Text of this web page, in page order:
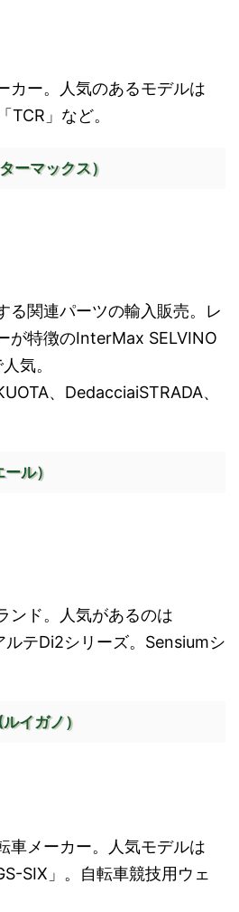
カー。人気のあるモデルは
TCR」など。
ーマックス）
る関連パーツの輸入販売。レ
が特徴のInterMax SELVINO
気。
、DedacciaiSTRADA、
ル）
ンド。人気があるのは
ルテDi2シリーズ。Sensiumシ
イガノ）
車メーカー。人気モデルは
SIX」。自転車競技用ウェ